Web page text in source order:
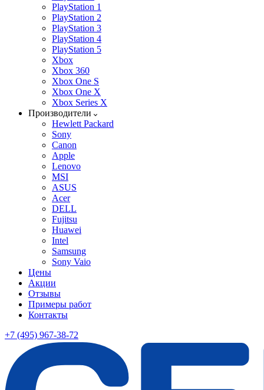
PlayStation 1
PlayStation 2
PlayStation 3
PlayStation 4
PlayStation 5
Xbox
Xbox 360
Xbox One S
Xbox One X
Xbox Series X
Производители
Hewlett Packard
Sony
Canon
Apple
Lenovo
MSI
ASUS
Acer
DELL
Fujitsu
Huawei
Intel
Samsung
Sony Vaio
Цены
Акции
Отзывы
Примеры работ
Контакты
+7 (495) 967-38-72